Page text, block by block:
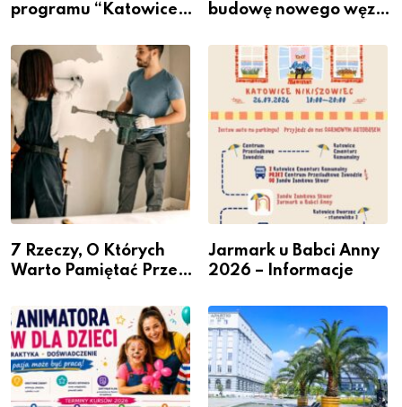
programu “Katowice
– nabór dla
przedsiębiorców
budowę nowego węzła
Podlesiu
7 Rzeczy, O Których
Warto Pamiętać Przed
Jarmark u Babci Anny
2026 – Informacje